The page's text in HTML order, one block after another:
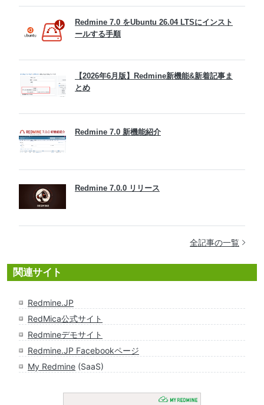
Redmine 7.0 をUbuntu 26.04 LTSにインスト
ールする手順
【2026年6月版】Redmine新機能&新着記事ま
とめ
Redmine 7.0 新機能紹介
Redmine 7.0.0 リリース
全記事の一覧
関連サイト
Redmine.JP
RedMica公式サイト
Redmineデモサイト
Redmine.JP Facebookページ
My Redmine (SaaS)